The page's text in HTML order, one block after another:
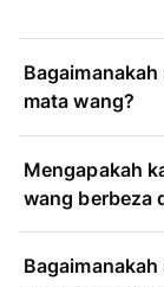
mata wang?
Mengapakah
wang berbeza